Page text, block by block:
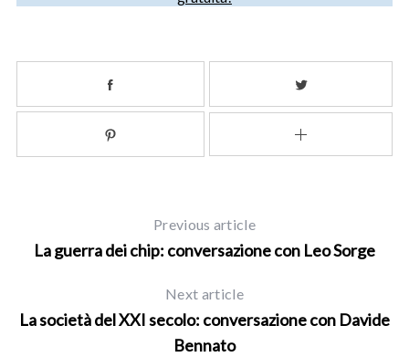
Previous article
La guerra dei chip: conversazione con Leo Sorge
Next article
La società del XXI secolo: conversazione con Davide
Bennato